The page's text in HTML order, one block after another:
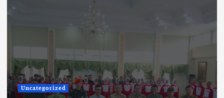
Uncategorized